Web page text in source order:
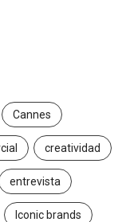
Cannes
creatividad
entrevista
Iconic brands